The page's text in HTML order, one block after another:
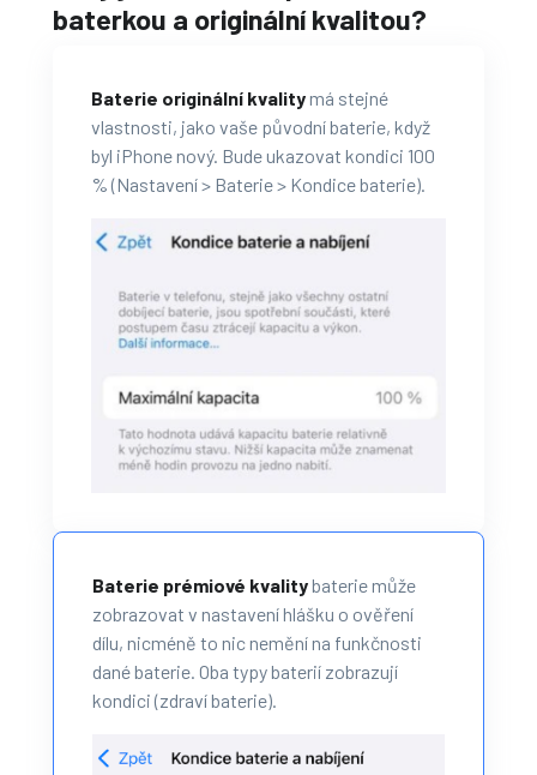
baterkou a originální kvalitou?
Baterie originální kvalitymá stejné
vlastnosti, jako vaše původní baterie, když
byl iPhone nový. Bude ukazovat kondici 100
% (Nastavení > Baterie > Kondice baterie).
Baterie prémiové kvalitybaterie může
zobrazovat v nastavení hlášku o ověření
dílu, nicméně to nic nemění na funkčnosti
dané baterie. Oba typy baterií zobrazují
kondici (zdraví baterie).